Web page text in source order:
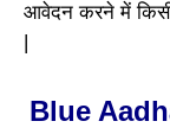
आवेदन करने में किसी
Blue